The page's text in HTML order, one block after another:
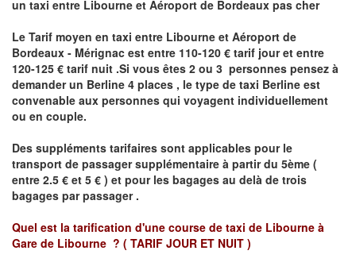
un taxi entre Libourne et Aéroport de Bordeaux pas cher
Le Tarif moyen en taxi entre Libourne et Aéroport de
Bordeaux - Mérignac est entre 110-120 € tarif jour et entre
120-125 € tarif nuit .Si vous êtes 2 ou 3 personnes pensez à
demander un Berline 4 places , le type de taxi Berline est
convenable aux personnes qui voyagent individuellement
ou en couple.
Des suppléments tarifaires sont applicables pour le
transport de passager supplémentaire à partir du 5ème (
entre 2.5 € et 5 € ) et pour les bagages au delà de trois
bagages par passager .
Quel est la tarification d'une course de taxi de Libourne à
Gare de Libourne ? ( TARIF JOUR ET NUIT )